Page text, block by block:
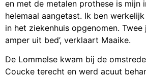
en met de metalen prothese is mijn
helemaal aangetast. Ik ben
in het ziekenhuis opgenomen.
amper uit bed’, verklaart Maaike.
De Lommelse kwam bij de
Coucke terecht en werd acuut